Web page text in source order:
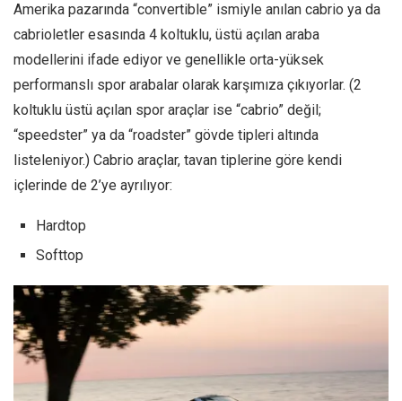
Amerika pazarında “convertible” ismiyle anılan cabrio ya da
cabrioletler esasında 4 koltuklu, üstü açılan araba
modellerini ifade ediyor ve genellikle orta-yüksek
performanslı spor arabalar olarak karşımıza çıkıyorlar. (2
koltuklu üstü açılan spor araçlar ise “cabrio” değil;
“speedster” ya da “roadster” gövde tipleri altında
listeleniyor.) Cabrio araçlar, tavan tiplerine göre kendi
içlerinde de 2’ye ayrılıyor:
Hardtop
Softtop